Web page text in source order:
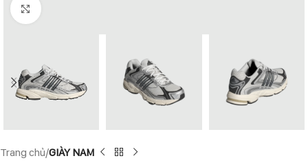
Click to enlarge
Trang chủ GIÀY NAM